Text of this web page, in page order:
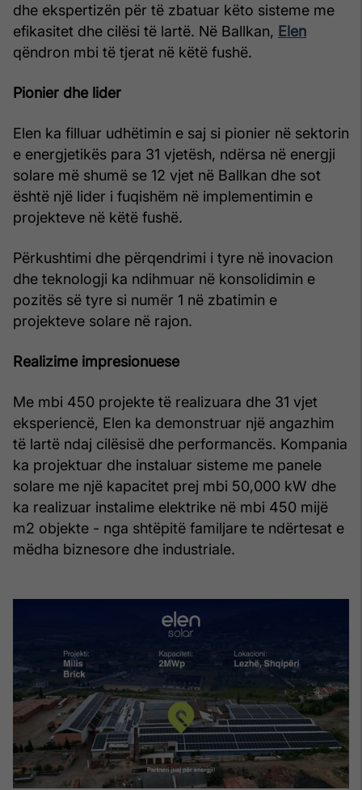
dhe ekspertizën për të zbatuar këto sisteme me
efikasitet dhe cilësi të lartë. Në Ballkan, Elen
qëndron mbi të tjerat në këtë fushë.
Pionier dhe lider
Elen ka filluar udhëtimin e saj si pionier në sektorin
e energjetikës para 31 vjetësh, ndërsa në energji
solare më shumë se 12 vjet në Ballkan dhe sot
është një lider i fuqishëm në implementimin e
projekteve në këtë fushë.
Përkushtimi dhe përqendrimi i tyre në inovacion
dhe teknologji ka ndihmuar në konsolidimin e
pozitës së tyre si numër 1 në zbatimin e
projekteve solare në rajon.
Realizime impresionuese
Me mbi 450 projekte të realizuara dhe 31 vjet
eksperiencë, Elen ka demonstruar një angazhim
të lartë ndaj cilësisë dhe performancës. Kompania
ka projektuar dhe instaluar sisteme me panele
solare me një kapacitet prej mbi 50,000 kW dhe
ka realizuar instalime elektrike në mbi 450 mijë
m2 objekte - nga shtëpitë familjare te ndërtesat e
mëdha biznesore dhe industriale.